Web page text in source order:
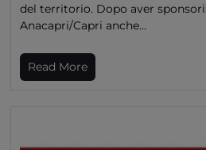
del territorio. Dopo aver
Anacapri/Capri anche…
Read More